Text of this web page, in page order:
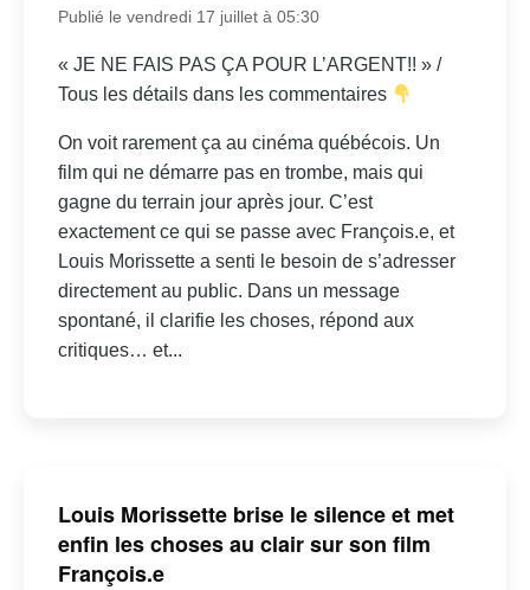
Publié le vendredi 17 juillet à 05:30
« JE NE FAIS PAS ÇA POUR L’ARGENT!! » /
Tous les détails dans les commentaires
On voit rarement ça au cinéma québécois. Un
film qui ne démarre pas en trombe, mais qui
gagne du terrain jour après jour. C’est
exactement ce qui se passe avec François.e, et
Louis Morissette a senti le besoin de s’adresser
directement au public. Dans un message
spontané, il clarifie les choses, répond aux
critiques… et...
Louis Morissette brise le silence et met
enfin les choses au clair sur son film
François.e